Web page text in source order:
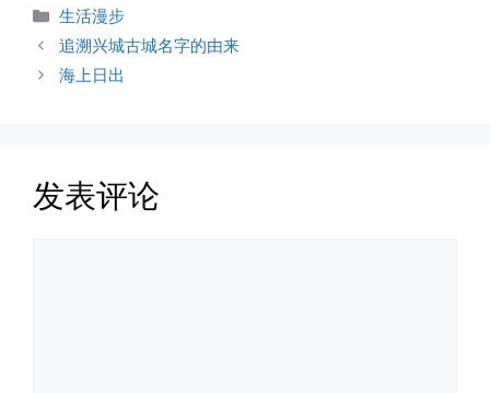
分
类
生活漫步
追溯兴城古城名字的由来
海上日出
发表评论